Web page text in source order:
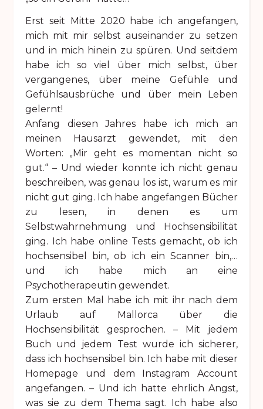
Erst seit Mitte 2020 habe ich angefangen,
mich mit mir selbst auseinander zu setzen
und in mich hinein zu spüren. Und seitdem
habe ich so viel über mich selbst, über
vergangenes, über meine Gefühle und
Gefühlsausbrüche und über mein Leben
gelernt!
Anfang diesen Jahres habe ich mich an
meinen Hausarzt gewendet, mit den
Worten: „Mir geht es momentan nicht so
gut.“ – Und wieder konnte ich nicht genau
beschreiben, was genau los ist, warum es mir
nicht gut ging. Ich habe angefangen Bücher
zu lesen, in denen es um
Selbstwahrnehmung und Hochsensibilität
ging. Ich habe online Tests gemacht, ob ich
hochsensibel bin, ob ich ein Scanner bin,…
und ich habe mich an eine
Psychotherapeutin gewendet.
Zum ersten Mal habe ich mit ihr nach dem
Urlaub auf Mallorca über die
Hochsensibilität gesprochen. – Mit jedem
Buch und jedem Test wurde ich sicherer,
dass ich hochsensibel bin. Ich habe mit dieser
Homepage und dem Instagram Account
angefangen. – Und ich hatte ehrlich Angst,
was sie zu dem Thema sagt. Ich habe also